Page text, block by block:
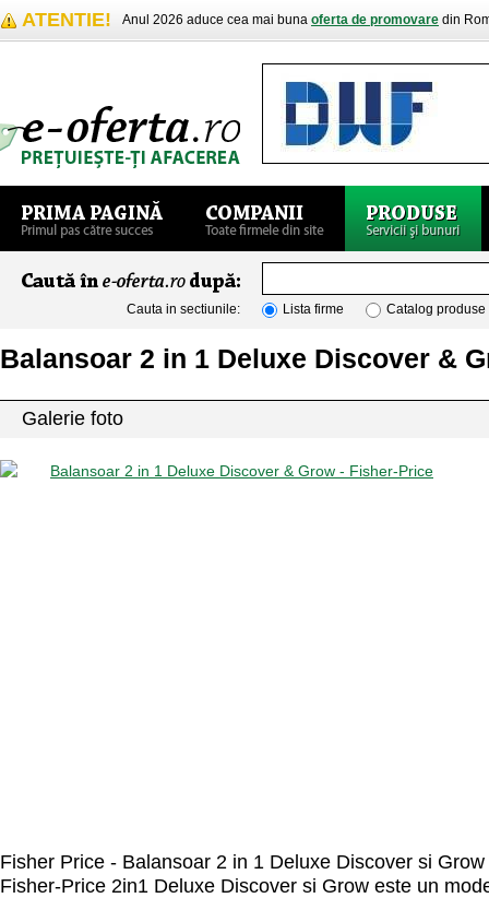
ATENTIE! Anul 2026 aduce cea mai buna oferta de promovare din
Cauta in sectiunile: Lista firme Catalog produse
Balansoar 2 in 1 Deluxe Discover &
Galerie foto
Fisher Price - Balansoar 2 in 1 Deluxe Discover si
Fisher-Price 2in1 Deluxe Discover si Grow este un